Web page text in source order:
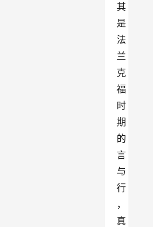
其
是
法
兰
克
福
时
期
的
言
与
行
，
真